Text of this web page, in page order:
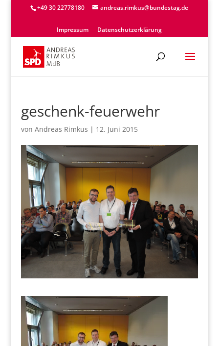
+49 30 22778180 andreas.rimkus@bundestag.de
Impressum Datenschutzerklärung
geschenk-feuerwehr
von Andreas Rimkus | 12. Juni 2015